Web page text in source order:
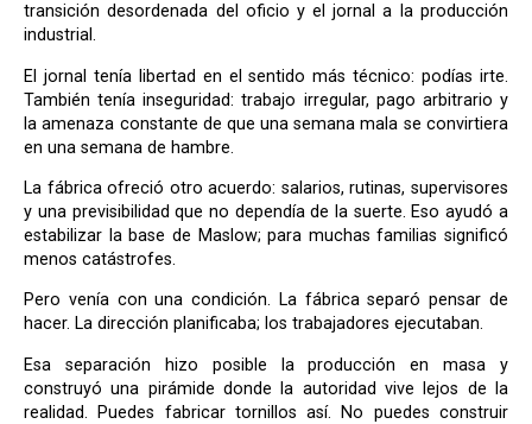
transición desordenada del oficio y el jornal a la producción
industrial.
El jornal tenía libertad en el sentido más técnico: podías irte.
También tenía inseguridad: trabajo irregular, pago arbitrario y
la amenaza constante de que una semana mala se convirtiera
en una semana de hambre.
La fábrica ofreció otro acuerdo: salarios, rutinas, supervisores
y una previsibilidad que no dependía de la suerte. Eso ayudó a
estabilizar la base de Maslow; para muchas familias significó
menos catástrofes.
Pero venía con una condición. La fábrica separó pensar de
hacer. La dirección planificaba; los trabajadores ejecutaban.
Esa separación hizo posible la producción en masa y
construyó una pirámide donde la autoridad vive lejos de la
realidad. Puedes fabricar tornillos así. No puedes construir